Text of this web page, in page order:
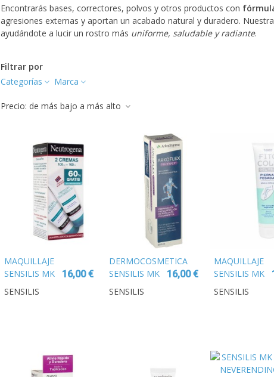
Encontrarás bases, correctores, polvos y otros productos con
agresiones externas y aportan un acabado natural y duradero.
ayudándote a lucir un rostro más uniforme, saludable y radiante.
Filtrar por
Categorías
Marca
Precio: de más bajo a más alto
MAQUILLAJE
SENSILIS MK
MONOCHARME
16,00 €
SENSILIS
DERMOCOSMETICA
SENSILIS MK
MONOCHARME
16,00 €
SENSILIS
MAQUILLAJE
SENSILIS MK
MONOCHARME
SENSILIS